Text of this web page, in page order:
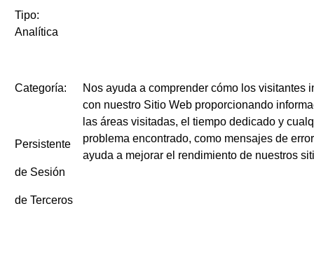
Tipo:
Analítica
Categoría:
Persistente
de Sesión
de Terceros
Nos ayuda a comprender cómo los visitantes
con nuestro Sitio Web proporcionando
las áreas visitadas, el tiempo dedicado y
problema encontrado, como mensajes de
ayuda a mejorar el rendimiento de nuestros